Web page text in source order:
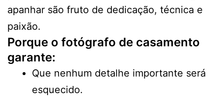
apanhar são fruto de dedicação, técnica e
paixão.
Porque o fotógrafo de casamento
garante:
Que nenhum detalhe importante será
esquecido.